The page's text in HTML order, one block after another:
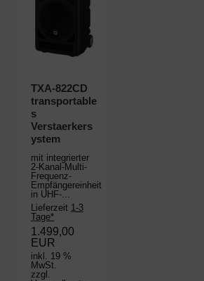
TXA-822CD
transportable
s
Verstaerkers
ystem
mit integrierter
2-Kanal-Multi-
Frequenz-
Empfängereinheit
in UHF-...
Lieferzeit 1-3
Tage*
1.499,00
EUR
inkl. 19 %
MwSt.
zzgl.